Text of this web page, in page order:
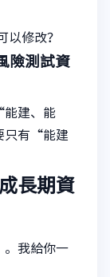
以修改？
險測試資
能建、能
只有“能建
長期資
我給你一